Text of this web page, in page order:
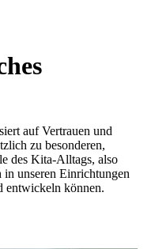
auf Vertrauen und
zu besonderen,
des Kita-Alltags, also
unseren Einrichtungen
entwickeln können.